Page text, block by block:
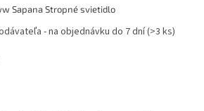
Sapana Stropné svietidlo
- na objednávku do 7 dní(>3 ks)